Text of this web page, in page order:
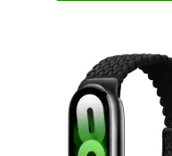
tech-Protect Xiaomi